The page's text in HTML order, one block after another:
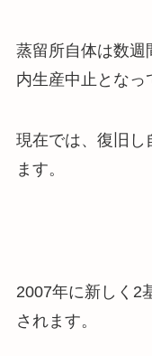
蒸留所自体は数週
内生産中止となっ
現在では、復旧し
ます。
2007年に新しく2
されます。